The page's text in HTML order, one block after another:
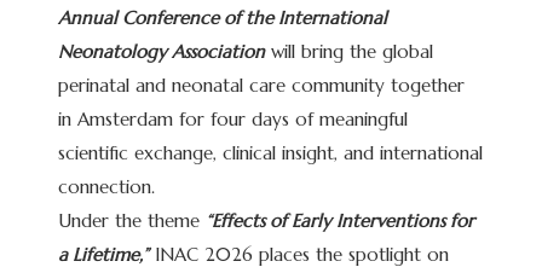
Annual Conference of the International
Neonatology Associationwill bring the global
perinatal and neonatal care community together
in Amsterdam for four days of meaningful
scientific exchange, clinical insight, and international
connection.
Under the theme “Effects of Early Interventions for
a Lifetime,”INAC 2026 places the spotlight on